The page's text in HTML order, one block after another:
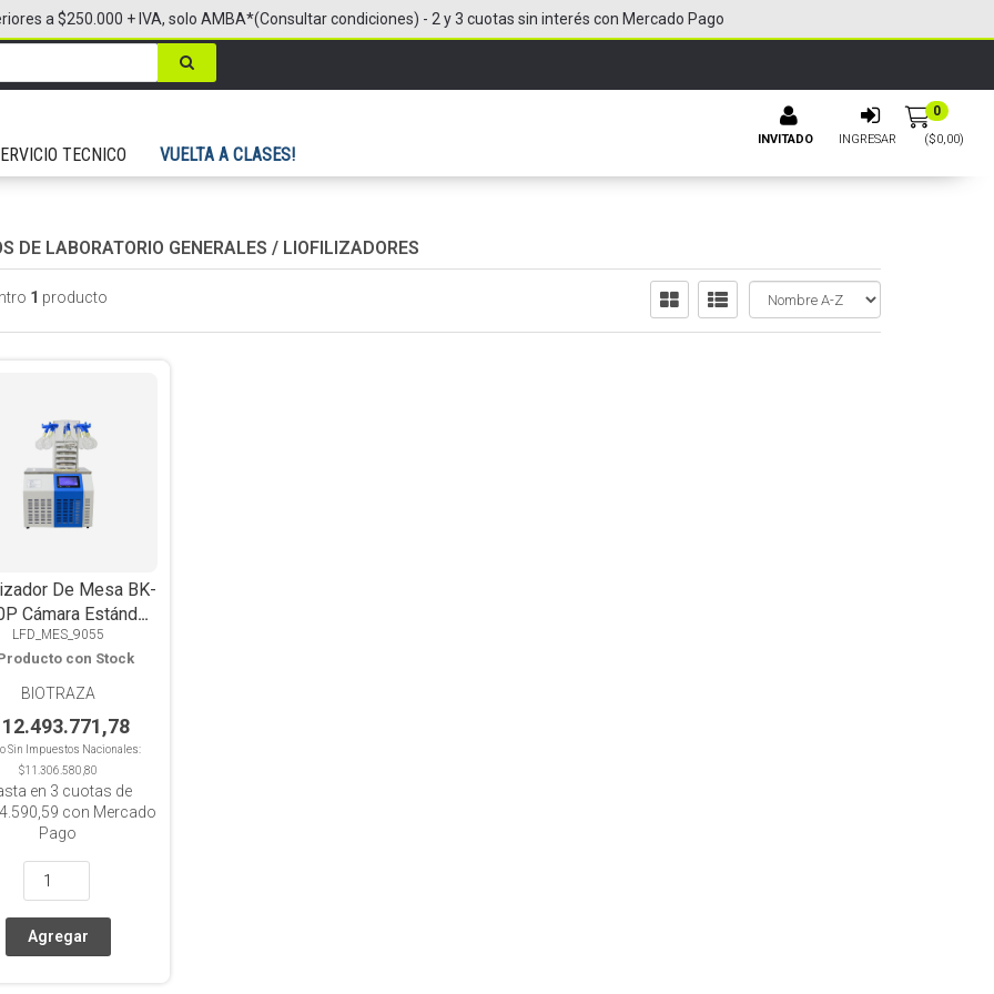
INVITADO INGRESAR
0
($0,00)
TECNICO VUELTA A CLASES!
a $250.000 + IVA, solo AMBA*(Consultar condiciones) - 2 y 3 cuotas sin interés con Mercado Pago
DE LABORATORIO GENERALES / LIOFILIZADORES
1 producto
De Mesa BK-
Cámara Estándar
Manifold De 8
Puertos
LFD_MES_9055
con Stock
BIOTRAZA
12.493.771,78
Sin Impuestos Nacionales:
$11.306.580,80
en 3 cuotas de
con Mercado
Pago